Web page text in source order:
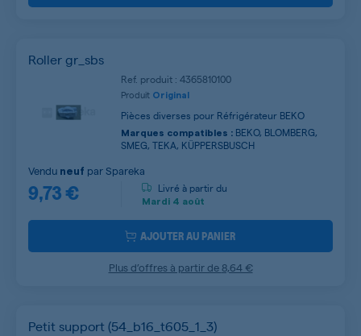
Roller gr_sbs
Ref. produit : 4365810100
Produit Original
Pièces diverses pour Réfrigérateur BEKO
Marques compatibles : BEKO, BLOMBERG,
SMEG, TEKA, KÜPPERSBUSCH
9,73 €
Vendu neuf parSpareka
Livré à partir du
Mardi 4 août
AJOUTER AU PANIER
Plus d’offres à partir de8,64 €
Petit support (54_b16_t605_1_3)